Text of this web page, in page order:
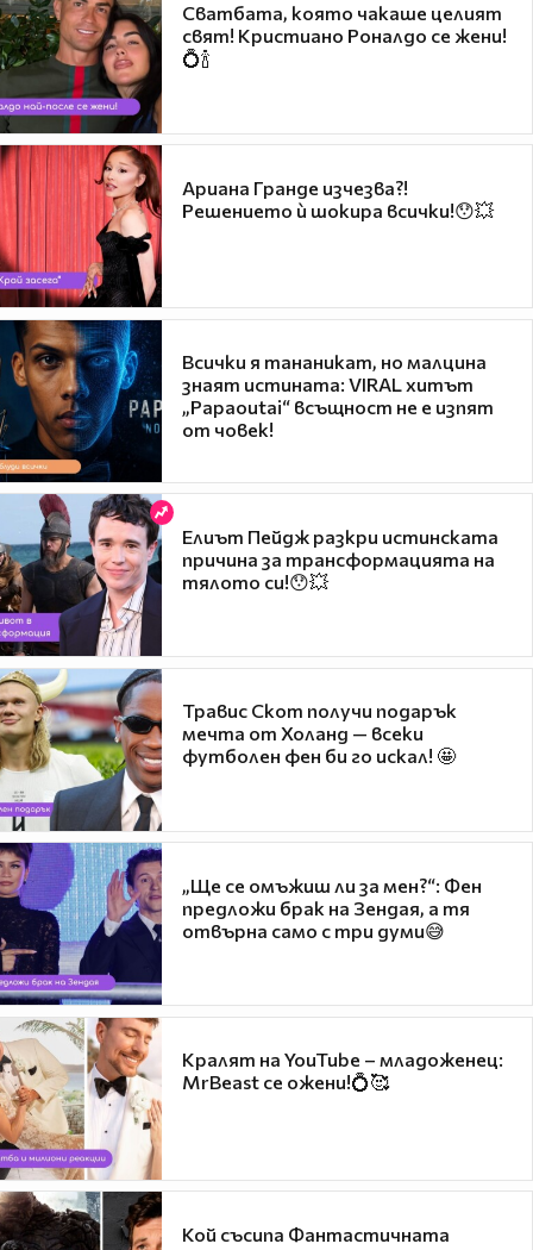
Сватбата, която чакаше целият
свят! Кристиано Роналдо се жени!
💍🍾
Ариана Гранде изчезва?!
Решението ѝ шокира всички!😯💥
Всички я тананикат, но малцина
знаят истината: VIRAL хитът
„Papaoutai“ всъщност не е изпят
от човек!
Елиът Пейдж разкри истинската
причина за трансформацията на
тялото си!😯💥
Травис Скот получи подарък
мечта от Холанд — всеки
футболен фен би го искал! 🤩
„Ще се омъжиш ли за мен?“: Фен
предложи брак на Зендая, а тя
отвърна само с три думи😅
Кралят на YouTube – младоженец:
MrBeast се ожени!💍🥰
Кой съсипа Фантастичната